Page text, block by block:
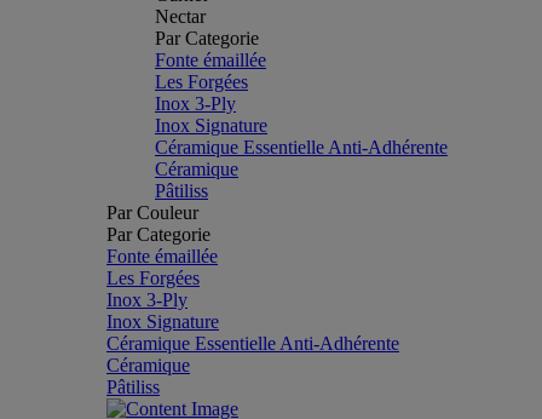
Nectar
Par Categorie
Fonte émaillée
Les Forgées
Inox 3-Ply
Inox Signature
Céramique Essentielle Anti-Adhérente
Céramique
Pâtiliss
Par Couleur
Par Categorie
Fonte émaillée
Les Forgées
Inox 3-Ply
Inox Signature
Céramique Essentielle Anti-Adhérente
Céramique
Pâtiliss